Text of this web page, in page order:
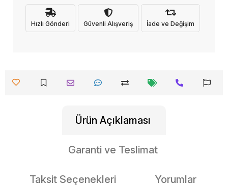
Hızlı Gönderi Güvenli Alışveriş İade ve Değişim
Ürün Açıklaması
Garanti ve Teslimat
Taksit Seçenekleri Yorumlar